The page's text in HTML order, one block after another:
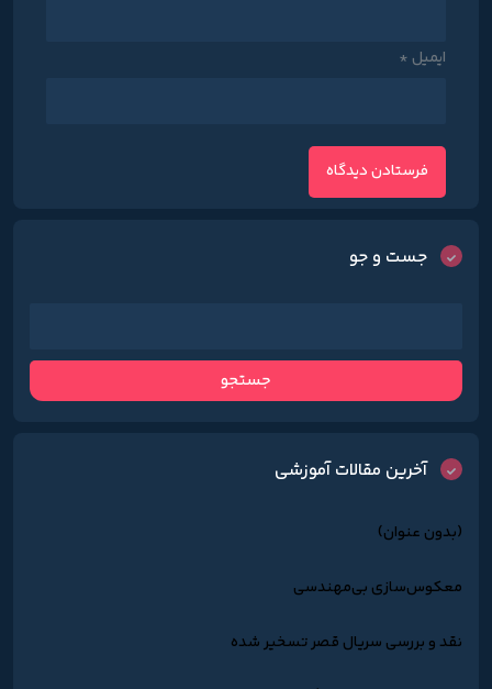
ایمیل *
جست و جو
آخرین مقالات آموزشی
(بدون عنوان)
معکوس‌سازی بی‌مهندسی
نقد و بررسی سریال قصر تسخیر شده